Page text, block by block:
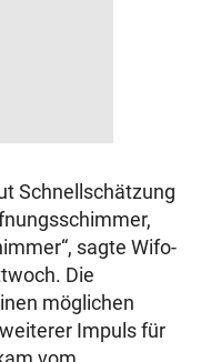
Schnellschätzung
sagte Wifo-
Die
möglichen
Impuls für